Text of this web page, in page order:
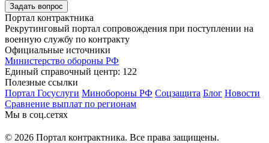
Задать вопрос
Портал контрактника
Рекрутинговый портал сопровождения при поступлении на
военную службу по контракту
Официальные источники
Министерство обороны РФ
Единый справочный центр: 122
Полезные ссылки
Портал Госуслуги Минобороны РФ Соцзащита Блог Новости
Сравнение выплат по регионам
Мы в соц.сетях
© 2026 Портал контрактника. Все права защищены.